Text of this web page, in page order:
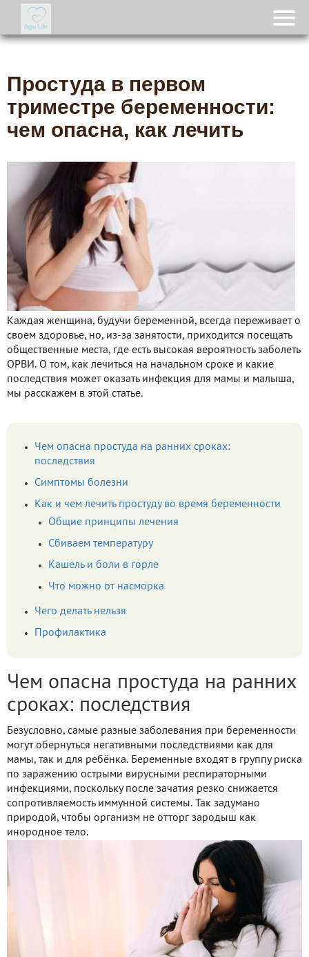
Простуда в первом
триместре беременности:
чем опасна, как лечить
Каждая женщина, будучи беременной, всегда переживает о
своем здоровье, но, из-за занятости, приходится посещать
общественные места, где есть высокая вероятность заболеть
ОРВИ. О том, как лечиться на начальном сроке и какие
последствия может оказать инфекция для мамы и малыша,
мы расскажем в этой статье.
Чем опасна простуда на ранних сроках:
последствия
Симптомы болезни
Как и чем лечить простуду во время беременности
Общие принципы лечения
Сбиваем температуру
Кашель и боли в горле
Что можно от насморка
Чего делать нельзя
Профилактика
Чем опасна простуда на ранних
сроках: последствия
Безусловно, самые разные заболевания при беременности
могут обернуться негативными последствиями как для
мамы, так и для ребёнка. Беременные входят в группу риска
по заражению острыми вирусными респираторными
инфекциями, поскольку после зачатия резко снижается
сопротивляемость иммунной системы. Так задумано
природой, чтобы организм не отторг зародыш как
инородное тело.